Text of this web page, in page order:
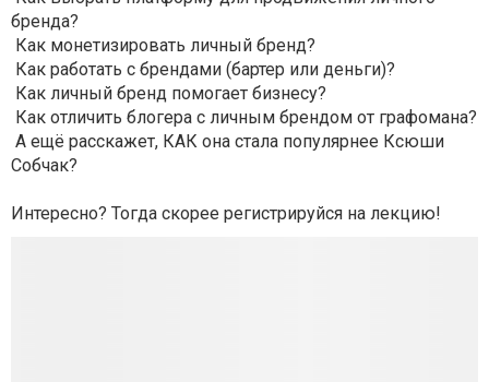
бренда?
Как монетизировать личный бренд?
Как работать с брендами (бартер или деньги)?
Как личный бренд помогает бизнесу?
Как отличить блогера с личным брендом от графомана?
А ещё расскажет, КАК она стала популярнее Ксюши
Собчак?
Интересно? Тогда скорее регистрируйся на лекцию!